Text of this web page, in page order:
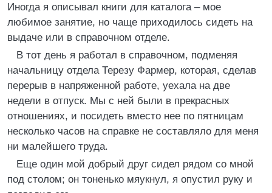
Иногда я описывал книги для каталога – мое
любимое занятие, но чаще приходилось сидеть на
выдаче или в справочном отделе.
В тот день я работал в справочном, подменяя
начальницу отдела Терезу Фармер, которая, сделав
перерыв в напряженной работе, уехала на две
недели в отпуск. Мы с ней были в прекрасных
отношениях, и посидеть вместо нее по пятницам
несколько часов на справке не составляло для меня
ни малейшего труда.
Еще один мой добрый друг сидел рядом со мной
под столом; он тоненько мяукнул, я опустил руку и